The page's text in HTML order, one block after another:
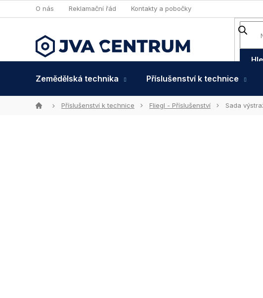
na
O nás Reklamační řád Kontakty a pobočky
Zemědělská technika
Příslušenství k technice
DomůPříslušenství k technice Fliegl - Příslušenství Sada